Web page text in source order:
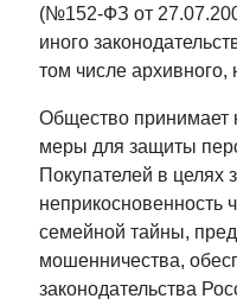
(№152-ФЗ от
иного
том числе архивного,
Общество принимает
меры для защиты
Покупателей в целях
неприкосновенность
семейной тайны,
мошенничества,
законодательства